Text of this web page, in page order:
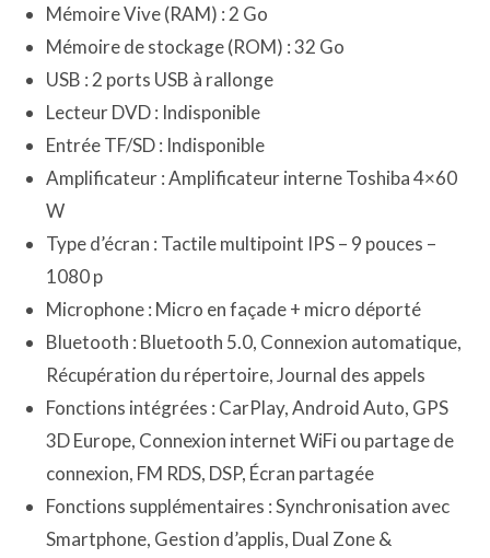
Mémoire Vive (RAM) : 2 Go
Mémoire de stockage (ROM) : 32 Go
USB : 2 ports USB à rallonge
Lecteur DVD : Indisponible
Entrée TF/SD : Indisponible
Amplificateur : Amplificateur interne Toshiba 4×60
W
Type d’écran : Tactile multipoint IPS – 9 pouces –
1080 p
Microphone : Micro en façade + micro déporté
Bluetooth : Bluetooth 5.0, Connexion automatique,
Récupération du répertoire, Journal des appels
Fonctions intégrées : CarPlay, Android Auto, GPS
3D Europe, Connexion internet WiFi ou partage de
connexion, FM RDS, DSP, Écran partagée
Fonctions supplémentaires : Synchronisation avec
Smartphone, Gestion d’applis, Dual Zone &